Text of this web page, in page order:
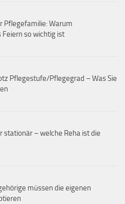
Pflegefamilie: Warum
so wichtig ist
Pflegestufe/Pflegegrad – Was Sie
stationär – welche Reha ist die
müssen die eigenen